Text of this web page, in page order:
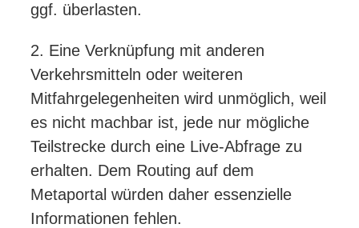
ggf. überlasten.
2. Eine Verknüpfung mit anderen
Verkehrsmitteln oder weiteren
Mitfahrgelegenheiten wird unmöglich, weil
es nicht machbar ist, jede nur mögliche
Teilstrecke durch eine Live-Abfrage zu
erhalten. Dem Routing auf dem
Metaportal würden daher essenzielle
Informationen fehlen.